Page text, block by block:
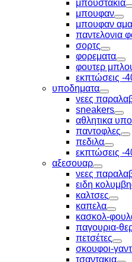
μπουστακια
μπουφαν
μπουφαν
παντελονια
σορτς
Toggle
φορεματα
φουτερ
εκπτώσεις -
υποδηματα
Toggle
νεες
sneakers
αθλητικα
παντοφλες
πεδιλα
Toggle
εκπτώσεις -
αξεσουαρ
Toggle
νεες
ειδη
καλτσες
Toggle
καπελα
κασκολ-
παγουρια-
πετσέτες
σκουφοι-
τσαντακια